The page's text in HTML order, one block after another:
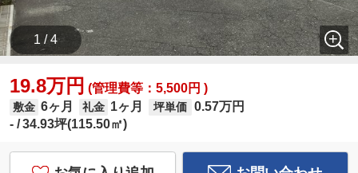
1 / 4
19.8万円 (管理費等：5,500円 )
敷金 6ヶ月 礼金 1ヶ月 坪単価 0.57万円
-
34.93坪(115.50㎡)